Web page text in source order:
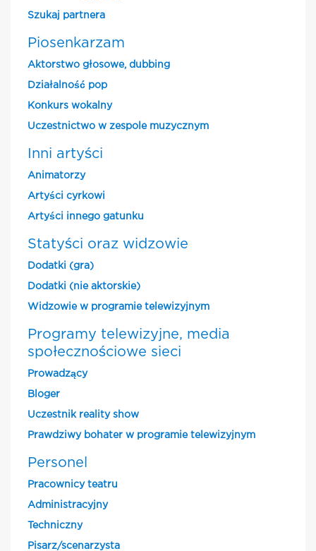
Szukaj partnera
Piosenkarzam
Aktorstwo głosowe, dubbing
Działalność pop
Konkurs wokalny
Uczestnictwo w zespole muzycznym
Inni artyści
Animatorzy
Artyści cyrkowi
Artyści innego gatunku
Statyści oraz widzowie
Dodatki (gra)
Dodatki (nie aktorskie)
Widzowie w programie telewizyjnym
Programy telewizyjne, media
społecznościowe sieci
Prowadzący
Bloger
Uczestnik reality show
Prawdziwy bohater w programie telewizyjnym
Personel
Pracownicy teatru
Administracyjny
Techniczny
Pisarz/scenarzysta